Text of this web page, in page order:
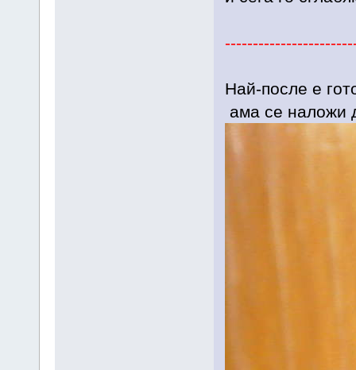
Най-после е
ама се наложи